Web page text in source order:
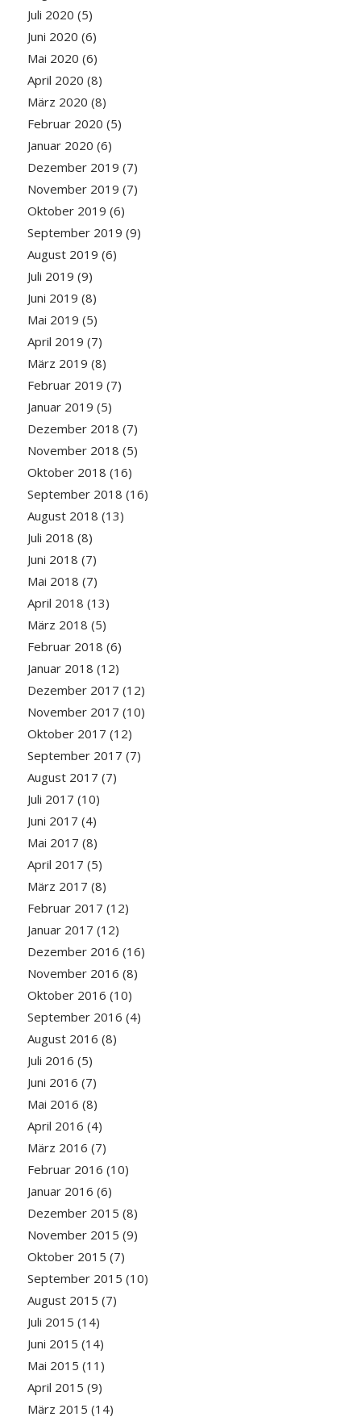
Juli 2020 (5)
Juni 2020 (6)
Mai 2020 (6)
April 2020 (8)
März 2020 (8)
Februar 2020 (5)
Januar 2020 (6)
Dezember 2019 (7)
November 2019 (7)
Oktober 2019 (6)
September 2019 (9)
August 2019 (6)
Juli 2019 (9)
Juni 2019 (8)
Mai 2019 (5)
April 2019 (7)
März 2019 (8)
Februar 2019 (7)
Januar 2019 (5)
Dezember 2018 (7)
November 2018 (5)
Oktober 2018 (16)
September 2018 (16)
August 2018 (13)
Juli 2018 (8)
Juni 2018 (7)
Mai 2018 (7)
April 2018 (13)
März 2018 (5)
Februar 2018 (6)
Januar 2018 (12)
Dezember 2017 (12)
November 2017 (10)
Oktober 2017 (12)
September 2017 (7)
August 2017 (7)
Juli 2017 (10)
Juni 2017 (4)
Mai 2017 (8)
April 2017 (5)
März 2017 (8)
Februar 2017 (12)
Januar 2017 (12)
Dezember 2016 (16)
November 2016 (8)
Oktober 2016 (10)
September 2016 (4)
August 2016 (8)
Juli 2016 (5)
Juni 2016 (7)
Mai 2016 (8)
April 2016 (4)
März 2016 (7)
Februar 2016 (10)
Januar 2016 (6)
Dezember 2015 (8)
November 2015 (9)
Oktober 2015 (7)
September 2015 (10)
August 2015 (7)
Juli 2015 (14)
Juni 2015 (14)
Mai 2015 (11)
April 2015 (9)
März 2015 (14)